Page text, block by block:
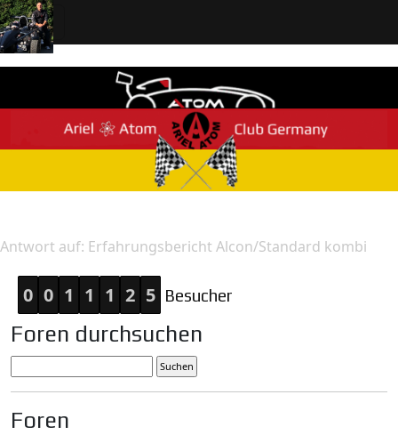
Antwort auf: Erfahrungsbericht Alcon/Standard kombi
0 0 1 1 1 2 5 Besucher
Foren durchsuchen
Foren